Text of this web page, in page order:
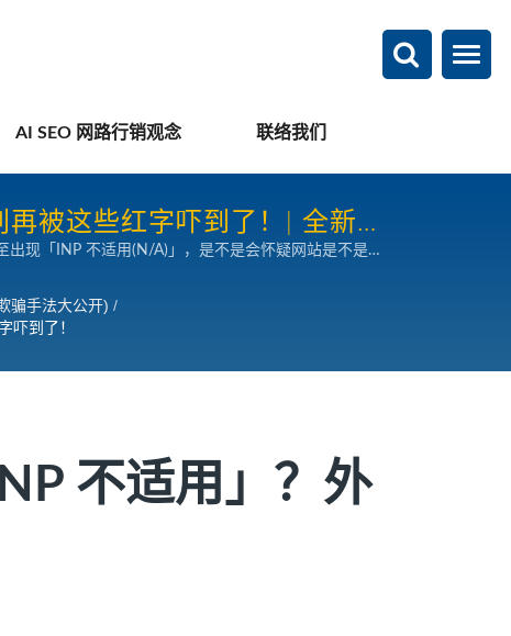
AI SEO 网路行销观念 联络我们
被这些红字吓到了！| 全新AI
现「INP 不适用(N/A)」，是不是会怀疑网站是不是出
骗手法大公开) /
吓到了！
不适用」？外